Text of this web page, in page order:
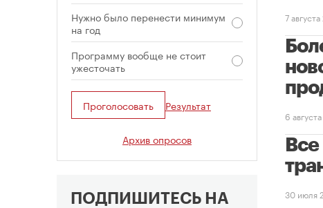
7
6
30 июля
Нужно было перенести минимум
на год
Программу вообще не стоит
ужесточать
Проголосовать Результат
Архив опросов
ПОДПИШИТЕСЬ НА